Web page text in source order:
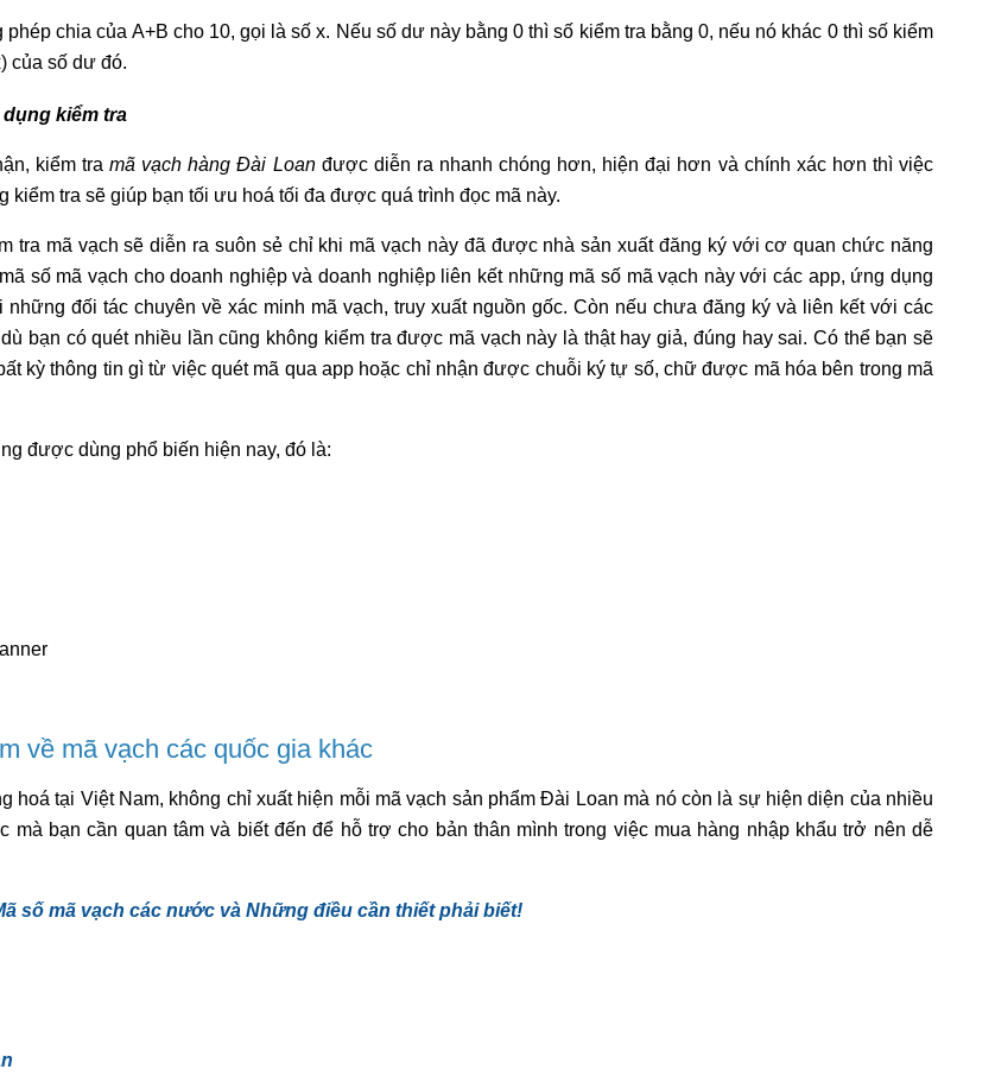
phép chia của A+B cho 10, gọi là số x. Nếu số dư này bằng 0 thì số kiểm tra bằng 0, nếu nó khác 0 thì số kiểm
của số dư đó.
kiểm tra
kiểm tramã vạch hàng Đài Loanđược diễn ra nhanh chóng hơn, hiện đại hơn và chính xác hơn thì việc
kiểm tra sẽ giúp bạn tối ưu hoá tối đa được quá trình đọc mã này.
tra mã vạch sẽ diễn ra suôn sẻ chỉ khi mã vạch này đã được nhà sản xuất đăng ký với cơ quan chức năng
số mã vạch cho doanh nghiệp và doanh nghiệp liên kết những mã số mã vạch này với các app, ứng dụng
đối tác chuyên về xác minh mã vạch, truy xuất nguồn gốc. Còn nếu chưa đăng ký và liên kết với các
bạn có quét nhiều lần cũng không kiểm tra được mã vạch này là thật hay giả, đúng hay sai. Có thể bạn sẽ
kỳ thông tin gì từ việc quét mã qua app hoặc chỉ nhận được chuỗi ký tự số, chữ được mã hóa bên trong mã
được dùng phổ biến hiện nay, đó là:
về mã vạch các quốc gia khác
hoá tại Việt Nam, không chỉ xuất hiện mỗi mã vạch sản phẩm Đài Loan mà nó còn là sự hiện diện của nhiều
mà bạn cần quan tâm và biết đến để hỗ trợ cho bản thân mình trong việc mua hàng nhập khẩu trở nên dễ
số mã vạch các nước và Những điều cần thiết phải biết!